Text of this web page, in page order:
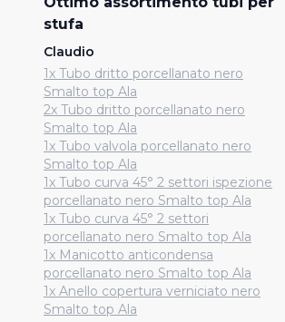
stufa
Claudio
1x Tubo dritto porcellanato nero
Smalto top Ala
2x Tubo dritto porcellanato nero
Smalto top Ala
1x Tubo valvola porcellanato nero
Smalto top Ala
1x Tubo curva 45° 2 settori ispezione
porcellanato nero Smalto top Ala
1x Tubo curva 45° 2 settori
porcellanato nero Smalto top Ala
1x Manicotto anticondensa
porcellanato nero Smalto top Ala
1x Anello copertura verniciato nero
Smalto top Ala